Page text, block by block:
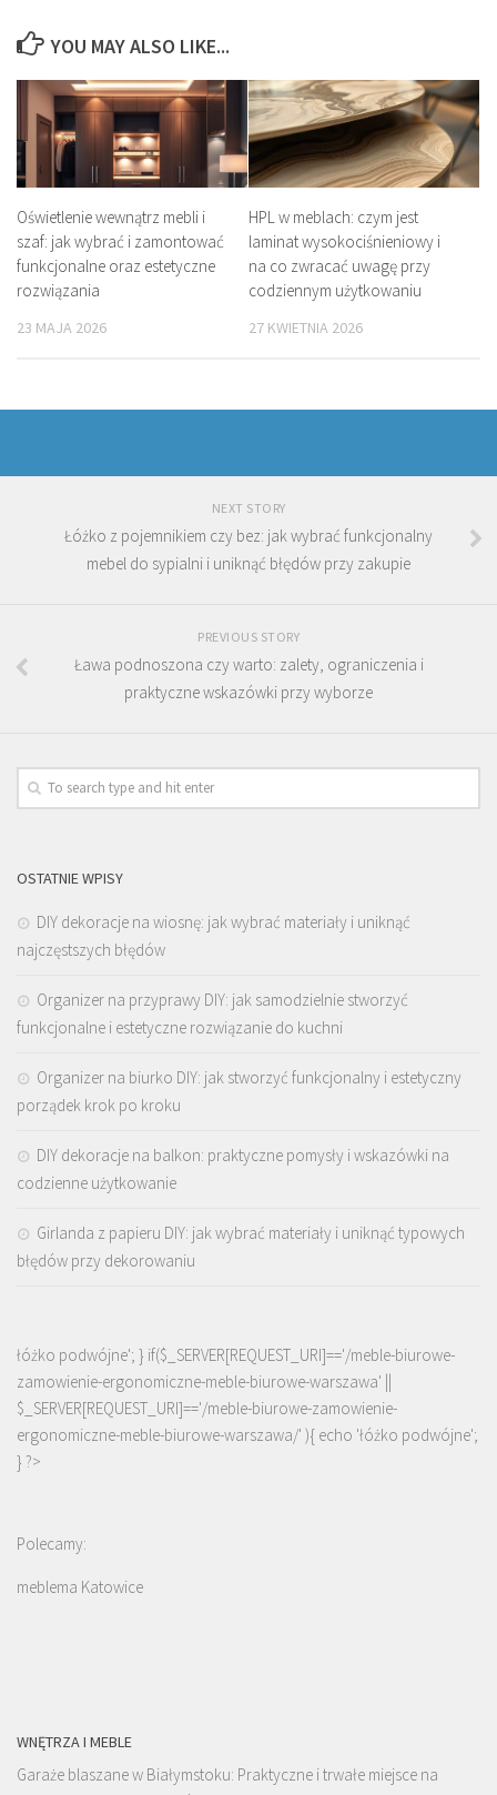
YOU MAY ALSO LIKE...
Oświetlenie wewnątrz mebli i
szaf: jak wybrać i zamontować
funkcjonalne oraz estetyczne
rozwiązania
23 MAJA 2026
HPL w meblach: czym jest
laminat wysokociśnieniowy i
na co zwracać uwagę przy
codziennym użytkowaniu
27 KWIETNIA 2026
NEXT STORY
Łóżko z pojemnikiem czy bez: jak wybrać funkcjonalny
mebel do sypialni i uniknąć błędów przy zakupie
PREVIOUS STORY
Ława podnoszona czy warto: zalety, ograniczenia i
praktyczne wskazówki przy wyborze
OSTATNIE WPISY
DIY dekoracje na wiosnę: jak wybrać materiały i uniknąć
najczęstszych błędów
Organizer na przyprawy DIY: jak samodzielnie stworzyć
funkcjonalne i estetyczne rozwiązanie do kuchni
Organizer na biurko DIY: jak stworzyć funkcjonalny i estetyczny
porządek krok po kroku
DIY dekoracje na balkon: praktyczne pomysły i wskazówki na
codzienne użytkowanie
Girlanda z papieru DIY: jak wybrać materiały i uniknąć typowych
błędów przy dekorowaniu
łóżko podwójne'; } if($_SERVER[REQUEST_URI]=='/meble-biurowe-
zamowienie-ergonomiczne-meble-biurowe-warszawa' ||
$_SERVER[REQUEST_URI]=='/meble-biurowe-zamowienie-
ergonomiczne-meble-biurowe-warszawa/' ){ echo 'łóżko podwójne';
} ?>
Polecamy:
meblema Katowice
WNĘTRZA I MEBLE
Garaże blaszane w Białymstoku: Praktyczne i trwałe miejsce na